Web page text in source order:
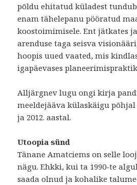
põldu ehitatud küladest
enam tähelepanu pööratud
koostoimimisele. Ent jätkates
arenduse taga seisva
hoopis uued vaated, mis
igapäevases
Alljärgnev lugu ongi kirja
meeldejääva külaskäigu põhjal
ja 2012. aastal.
Utoopia sünd
Tänane Amatciems on selle
nägu. Ehkki, kui ta 1990-te
saada olnud ja kohalike